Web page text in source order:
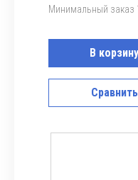
Минимальный заказ
В корзину
Сравнить